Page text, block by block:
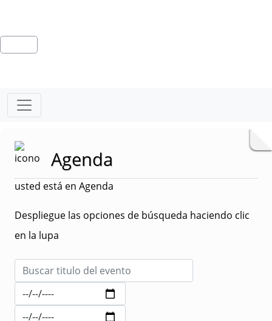
Agenda
usted está en Agenda
Despliegue las opciones de búsqueda haciendo clic
en la lupa